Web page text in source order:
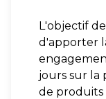
L'objectif
d'apporter
jours sur la
de